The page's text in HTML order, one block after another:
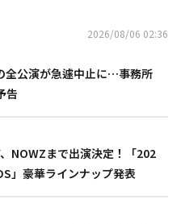
2026/08/06 02:36
全公演が急遽中止に…事務所
告
NOWZまで出演決定！「202
」豪華ラインナップ発表